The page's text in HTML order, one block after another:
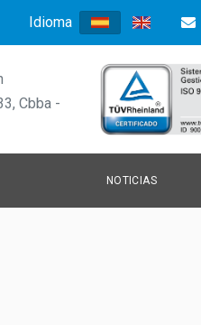
Idioma
Cbba -
NOTICIAS